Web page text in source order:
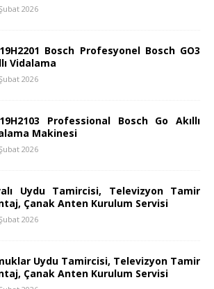
2026
Bosch Profesyonel Bosch GO3
Vidalama
2026
Professional Bosch Go Akıllı
Makinesi
2026
Uydu Tamircisi, Televizyon Tamir
Çanak Anten Kurulum Servisi
2026
Uydu Tamircisi, Televizyon Tamir
Çanak Anten Kurulum Servisi